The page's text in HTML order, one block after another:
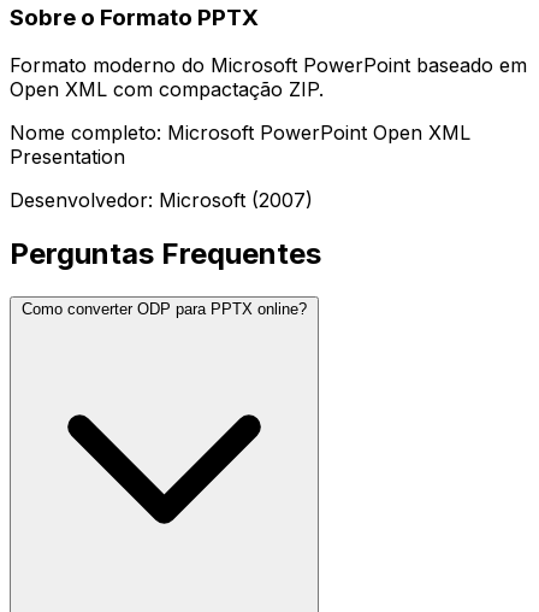
Sobre o Formato PPTX
Formato moderno do Microsoft PowerPoint baseado em
Open XML com compactação ZIP.
Nome completo: Microsoft PowerPoint Open XML
Presentation
Desenvolvedor: Microsoft (2007)
Perguntas Frequentes
Como converter ODP para PPTX online?